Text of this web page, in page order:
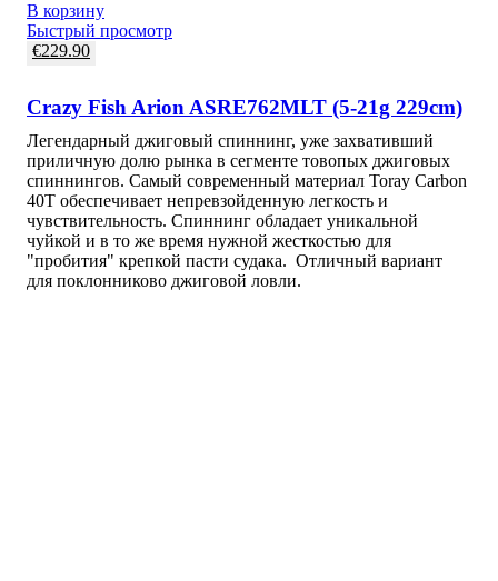
В корзину
Быстрый просмотр
€229.90
Crazy Fish Arion ASRE762MLT (5-21g 229cm)
Легендарный джиговый спиннинг, уже захвативший
приличную долю рынка в сегменте товопых джиговых
спиннингов. Самый современный материал Toray Carbon
40T обеспечивает непревзойденную легкость и
чувствительность. Спиннинг обладает уникальной
чуйкой и в то же время нужной жесткостью для
"пробития" крепкой пасти судака. Отличный вариант
для поклонниково джиговой ловли.